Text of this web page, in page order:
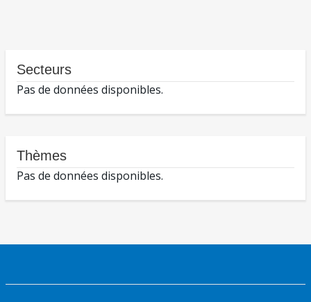
Secteurs
Pas de données disponibles.
Thèmes
Pas de données disponibles.